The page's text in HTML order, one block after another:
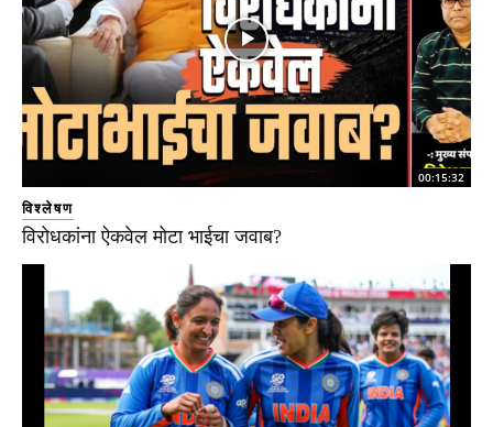
00:15:32
विश्लेषण
विरोधकांना ऐकवेल मोटा भाईचा जवाब?